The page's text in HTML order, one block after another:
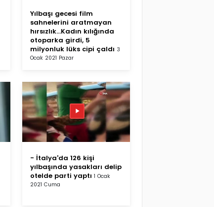
Yılbaşı gecesi film
sahnelerini aratmayan
hırsızlık...Kadın kılığında
otoparka girdi, 5
milyonluk lüks cipi çaldı 3
Ocak 2021 Pazar
- İtalya'da 126 kişi
yılbaşında yasakları delip
otelde parti yaptı 1 Ocak
2021 Cuma